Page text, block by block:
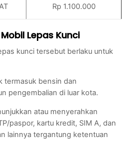
Rp 1.100.000
Lepas Kunci
kunci tersebut berlaku untuk
termasuk bensin dan
pengembalian di luar kota.
atau menyerahkan
paspor, kartu kredit, SIM A, dan
lainnya tergantung ketentuan